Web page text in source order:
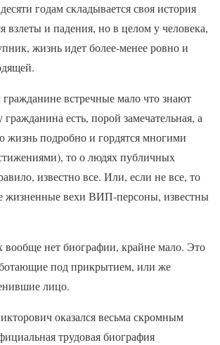
годам складывается своя история
взлеты и падения, но в целом у человека,
жизнь идет более-менее ровно и
встречные мало что знают
гражданина есть, порой замечательная, а
жизнь подробно и гордятся многими
то о людях публичных
известно все. Или, если не все, то
жизненные вехи ВИП-персоны, известны
нет биографии, крайне мало. Это
под прикрытием, или же
лицо.
оказался весьма скромным
трудовая биография